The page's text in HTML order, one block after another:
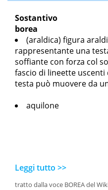
Sostantivo
borea
(araldica) figura
rappresentante una
soffiante con forza col
fascio di lineette uscenti
testa può muovere da
aquilone
Leggi tutto >>
tratto dalla voce BOREA del